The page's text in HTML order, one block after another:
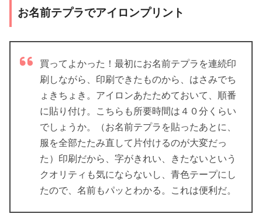
お名前テプラでアイロンプリント
買ってよかった！最初にお名前テプラを連続印
刷しながら、印刷できたものから、はさみでち
ょきちょき。アイロンあたためておいて、順番
に貼り付け。こちらも所要時間は４０分くらい
でしょうか。（お名前テプラを貼ったあとに、
服を全部たたみ直して片付けるのが大変だっ
た）印刷だから、字がきれい、きたないという
クオリティも気にならないし、青色テープにし
たので、名前もパッとわかる。これは便利だ。